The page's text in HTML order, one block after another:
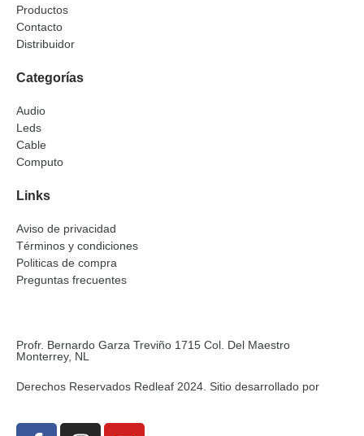
Productos
Contacto
Distribuidor
Categorías
Audio
Leds
Cable
Computo
Links
Aviso de privacidad
Términos y condiciones
Politicas de compra
Preguntas frecuentes
Profr. Bernardo Garza Treviño 1715 Col. Del Maestro
Monterrey, NL
Derechos Reservados Redleaf 2024. Sitio desarrollado por